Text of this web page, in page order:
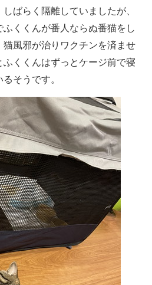
ばらく隔離していましたが、
くくんが番人ならぬ番猫をし
風邪が治りワクチンを済ませ
くくんはずっとケージ前で寝
そうです。